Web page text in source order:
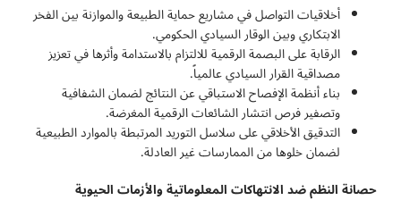
أخلاقيات التواصل في مشاريع حماية الطبيعة والموازنة بين الفخر
الابتكاري وبين الوقار السيادي الحكومي.
الرقابة على البصمة الرقمية للالتزام بالاستدامة وأثرها في تعزيز
مصداقية القرار السيادي عالمياً.
بناء أنظمة الإفصاح الاستباقي عن النتائج لضمان الشفافية
وتصفير فرص انتشار الشائعات الرقمية المغرضة.
التدقيق الأخلاقي على سلاسل التوريد المرتبطة بالموارد الطبيعية
لضمان خلوها من الممارسات غير العادلة.
حصانة النظم ضد الانتهاكات المعلوماتية والأزمات الحيوية